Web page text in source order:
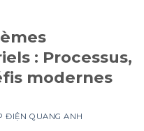
: Processus,
modernes
ĐIỆN QUANG ANH